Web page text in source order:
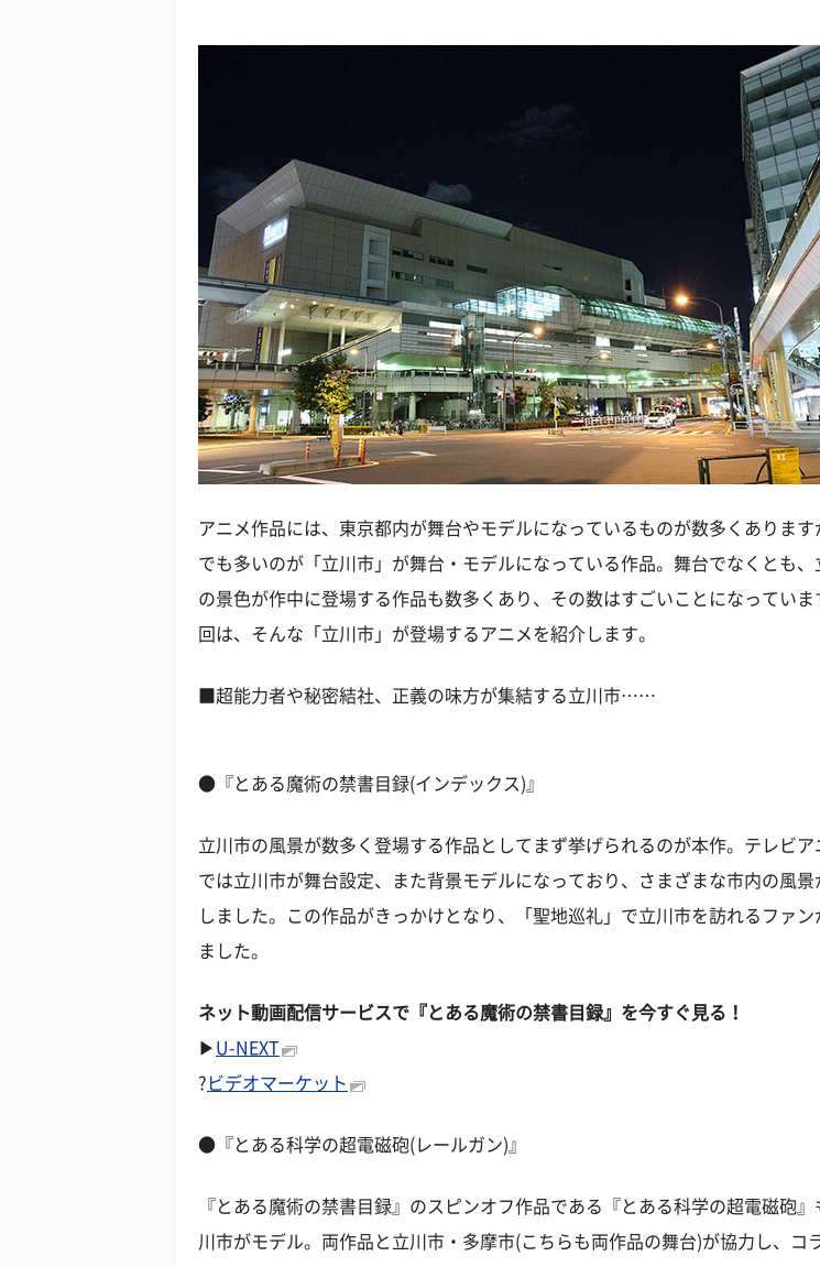
アニメ作品には、東京都内が舞台やモデルになっているものが数多くあります
でも多いのが「立川市」が舞台・モデルになっている作品。舞台でなくとも、
の景色が作中に登場する作品も数多くあり、その数はすごいことになっていま
回は、そんな「立川市」が登場するアニメを紹介します。
■超能力者や秘密結社、正義の味方が集結する立川市……
●『とある魔術の禁書目録(インデックス)』
立川市の風景が数多く登場する作品としてまず挙げられるのが本作。テレビア
では立川市が舞台設定、また背景モデルになっており、さまざまな市内の風景
しました。この作品がきっかけとなり、「聖地巡礼」で立川市を訪れるファン
ました。
ネット動画配信サービスで『とある魔術の禁書目録』を今すぐ見る！
▶ U-NEXT
? ビデオマーケット
●『とある科学の超電磁砲(レールガン)』
『とある魔術の禁書目録』のスピンオフ作品である『とある科学の超電磁砲』
川市がモデル。両作品と立川市・多摩市(こちらも両作品の舞台)が協力し、コ